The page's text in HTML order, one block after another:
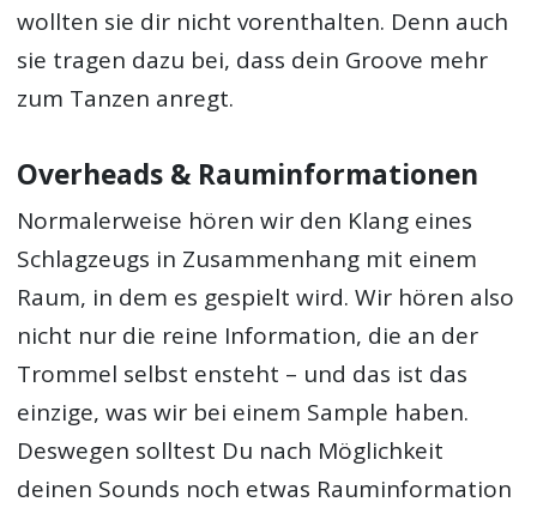
wollten sie dir nicht vorenthalten. Denn auch
sie tragen dazu bei, dass dein Groove mehr
zum Tanzen anregt.
Overheads & Rauminformationen
Normalerweise hören wir den Klang eines
Schlagzeugs in Zusammenhang mit einem
Raum, in dem es gespielt wird. Wir hören also
nicht nur die reine Information, die an der
Trommel selbst ensteht – und das ist das
einzige, was wir bei einem Sample haben.
Deswegen solltest Du nach Möglichkeit
deinen Sounds noch etwas Rauminformation